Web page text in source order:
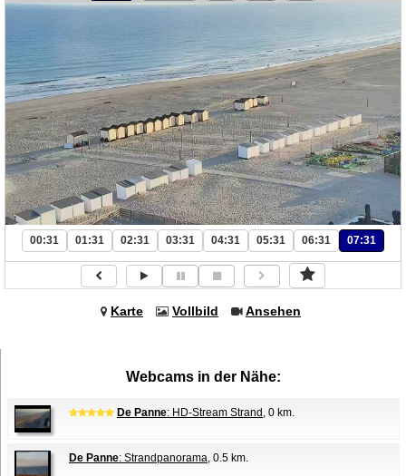
00:31 01:31 02:31 03:31 04:31 05:31 06:31 07:31
Karte Vollbild Ansehen
Webcams in der Nähe:
De Panne: HD-Stream Strand , 0 km.
De Panne: Strandpanorama, 0.5 km.